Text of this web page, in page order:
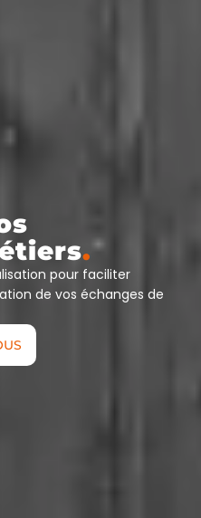
.
pour faciliter
de vos échanges de